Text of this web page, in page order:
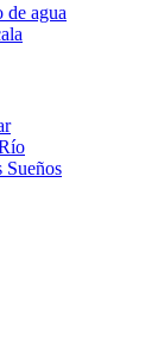
de agua
Sueños